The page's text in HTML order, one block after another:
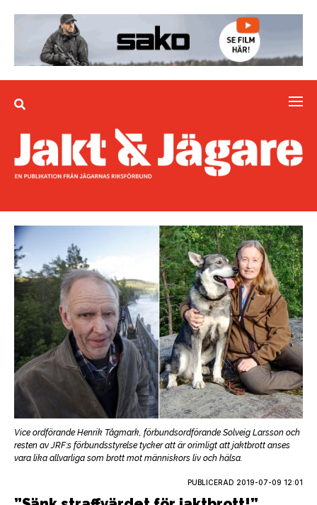
Vice ordförande Henrik Tågmark, förbundsordförande Solveig Larsson och
resten av JRF:s förbundsstyrelse tycker att är orimligt att jaktbrott anses
vara lika allvarliga som brott mot människors liv och hälsa.
PUBLICERAD 2019-07-09 12:01